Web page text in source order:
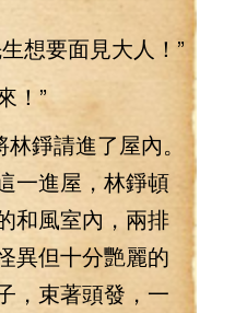
想要面見大人！”
！”
錚請進了屋內。
一進屋，林錚頓
和風室內，兩排
異但十分艷麗的
，束著頭發，一